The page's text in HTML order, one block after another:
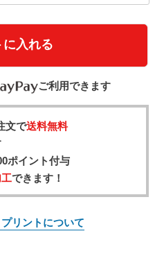
に入れる
ご利用できます
文で送料無料
ポイント付与
できます！
リントについて